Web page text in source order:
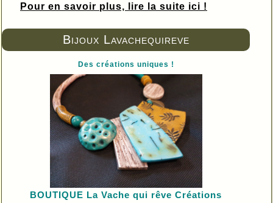
Bijoux Lavachequireve
Des créations uniques !
BOUTIQUE La Vache qui rêve Créations
Pour en savoir plus, lire la suite ici !